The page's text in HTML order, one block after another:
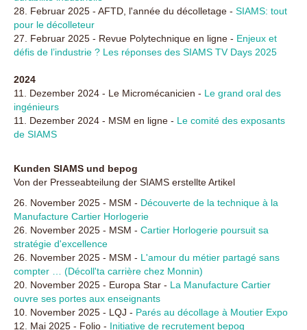
28. Februar 2025 - AFTD, l'année du décolletage - SIAMS: tout
pour le décolleteur
27. Februar 2025 - Revue Polytechnique en ligne - Enjeux et
défis de l’industrie ? Les réponses des SIAMS TV Days 2025
2024
11. Dezember 2024 - Le Micromécanicien - Le grand oral des
ingénieurs
11. Dezember 2024 - MSM en ligne - Le comité des exposants
de SIAMS
Kunden SIAMS und bepog
Von der Presseabteilung der SIAMS erstellte Artikel
26. November 2025 - MSM - Découverte de la technique à la
Manufacture Cartier Horlogerie
26. November 2025 - MSM - Cartier Horlogerie poursuit sa
stratégie d'excellence
26. November 2025 - MSM - L'amour du métier partagé sans
compter … (Décoll'ta carrière chez Monnin)
20. November 2025 - Europa Star - La Manufacture Cartier
ouvre ses portes aux enseignants
10. November 2025 - LQJ - Parés au décollage à Moutier Expo
12. Mai 2025 - Folio - Initiative de recrutement bepog